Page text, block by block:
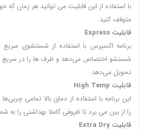
با استفاده از این قابلیت می توانید هر زمان که
متوقف کنید.
قابلیت Express
برنامه اکسپرس با استفاده از شستشوی
شستشو اختصاص می‌دهد و ظرف ها را در سریع
تحویل می‌دهد.
قابلیت High Temp
این برنامه با استفاده از دمای بالا تمامی
را از بین می برد تا ظروفی کاملا بهداشتی را به
قابلیت Extra Dry